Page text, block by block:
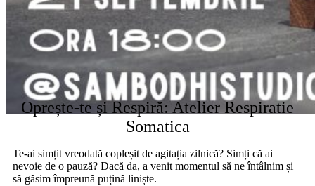
Oprește-te și Respiră: Atelier Respiratie
Somatica
Te-ai simțit vreodată copleșit de agitația zilnică? Simți că ai
nevoie de o pauză? Dacă da, a venit momentul să ne întâlnim și
să găsim împreună puțină liniște.